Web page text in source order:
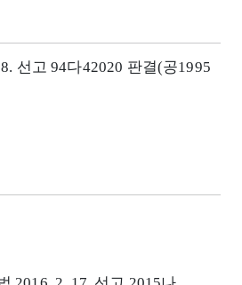
선고 94다42020 판결(공1995